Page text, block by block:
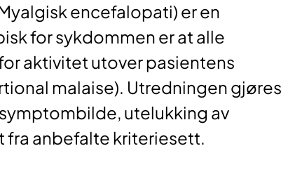
encefalopati) er en
for sykdommen er at alle
aktivitet utover pasientens
malaise). Utredningen gjøres
utelukking av
fra anbefalte kriteriesett.